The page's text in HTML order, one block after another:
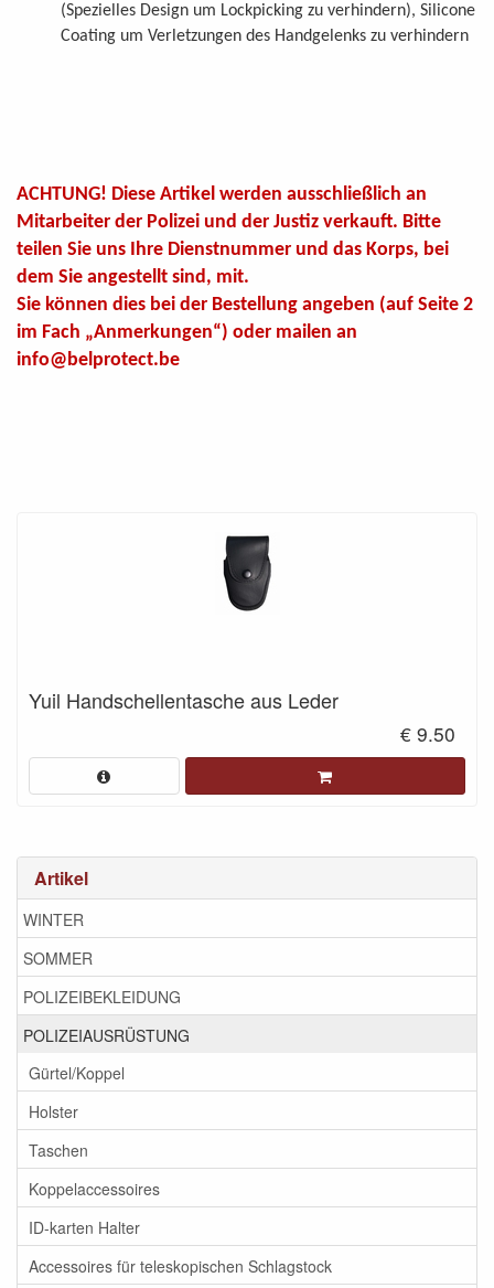
Artikel
WINTER
SOMMER
POLIZEIBEKLEIDUNG
POLIZEIAUSRÜSTUNG
Gürtel/Koppel
Holster
Taschen
Koppelaccessoires
ID-karten Halter
Accessoires für teleskopischen Schlagstock
(Spezielles Design um Lockpicking zu verhindern), Silicone
Coating um Verletzungen des Handgelenks zu verhindern
ACHTUNG! Diese Artikel werden ausschließlich an
Mitarbeiter der Polizei und der Justiz verkauft. Bitte
teilen Sie uns Ihre Dienstnummer und das Korps, bei
dem Sie angestellt sind, mit.
Sie können dies bei der Bestellung angeben (auf Seite 2
im Fach „Anmerkungen“) oder mailen an
info@belprotect.be
Yuil Handschellentasche aus Leder
€ 9.50